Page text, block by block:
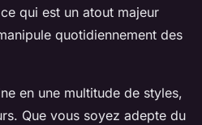
qui est un atout majeur
quotidiennement des
en une multitude de styles,
Que vous soyez adepte du